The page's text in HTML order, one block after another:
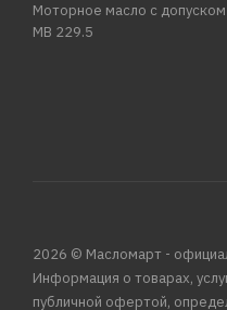
Моторное масло с допуском
MB 229.5
2026 © Масломарт -
Информация о товарах,
публичной офертой,